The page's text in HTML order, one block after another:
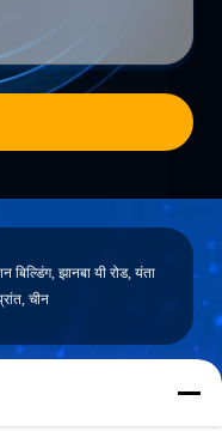
झानबा यी रोड, यंता
चीन